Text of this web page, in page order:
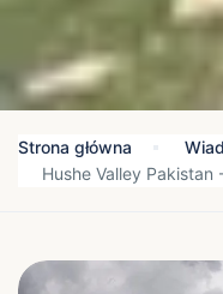
Strona główna
Hushe Valley Pakistan